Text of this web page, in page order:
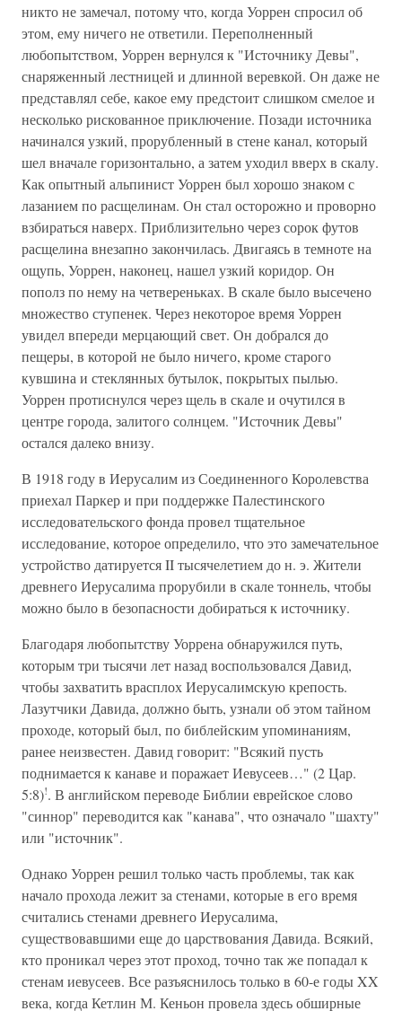
никто не замечал, потому что, когда Уоррен спросил об
этом, ему ничего не ответили. Переполненный
любопытством, Уоррен вернулся к "Источнику Девы",
снаряженный лестницей и длинной веревкой. Он даже не
представлял себе, какое ему предстоит слишком смелое и
несколько рискованное приключение. Позади источника
начинался узкий, прорубленный в стене канал, который
шел вначале горизонтально, а затем уходил вверх в скалу.
Как опытный альпинист Уоррен был хорошо знаком с
лазанием по расщелинам. Он стал осторожно и проворно
взбираться наверх. Приблизительно через сорок футов
расщелина внезапно закончилась. Двигаясь в темноте на
ощупь, Уоррен, наконец, нашел узкий коридор. Он
пополз по нему на четвереньках. В скале было высечено
множество ступенек. Через некоторое время Уоррен
увидел впереди мерцающий свет. Он добрался до
пещеры, в которой не было ничего, кроме старого
кувшина и стеклянных бутылок, покрытых пылью.
Уоррен протиснулся через щель в скале и очутился в
центре города, залитого солнцем. "Источник Девы"
остался далеко внизу.
В 1918 году в Иерусалим из Соединенного Королевства
приехал Паркер и при поддержке Палестинского
исследовательского фонда провел тщательное
исследование, которое определило, что это замечательное
устройство датируется II тысячелетием до н. э. Жители
древнего Иерусалима прорубили в скале тоннель, чтобы
можно было в безопасности добираться к источнику.
Благодаря любопытству Уоррена обнаружился путь,
которым три тысячи лет назад воспользовался Давид,
чтобы захватить врасплох Иерусалимскую крепость.
Лазутчики Давида, должно быть, узнали об этом тайном
проходе, который был, по библейским упоминаниям,
ранее неизвестен. Давид говорит: "Всякий пусть
поднимается к канаве и поражает Иевусеев…" (2 Цар.
5:8)!. В английском переводе Библии еврейское слово
"синнор" переводится как "канава", что означало "шахту"
или "источник".
Однако Уоррен решил только часть проблемы, так как
начало прохода лежит за стенами, которые в его время
считались стенами древнего Иерусалима,
существовавшими еще до царствования Давида. Всякий,
кто проникал через этот проход, точно так же попадал к
стенам иевусеев. Все разъяснилось только в 60-е годы XX
века, когда Кетлин М. Кеньон провела здесь обширные